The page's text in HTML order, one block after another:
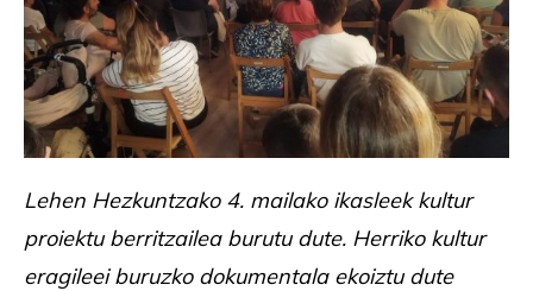
Lehen Hezkuntzako 4. mailako ikasleek kultur
proiektu berritzailea burutu dute. Herriko kultur
eragileei buruzko dokumentala ekoiztu dute